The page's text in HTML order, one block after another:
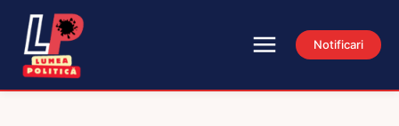
Notificari